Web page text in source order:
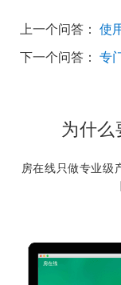
上一个问答： 使
下一个问答： 专
为什么
房在线只做专业级